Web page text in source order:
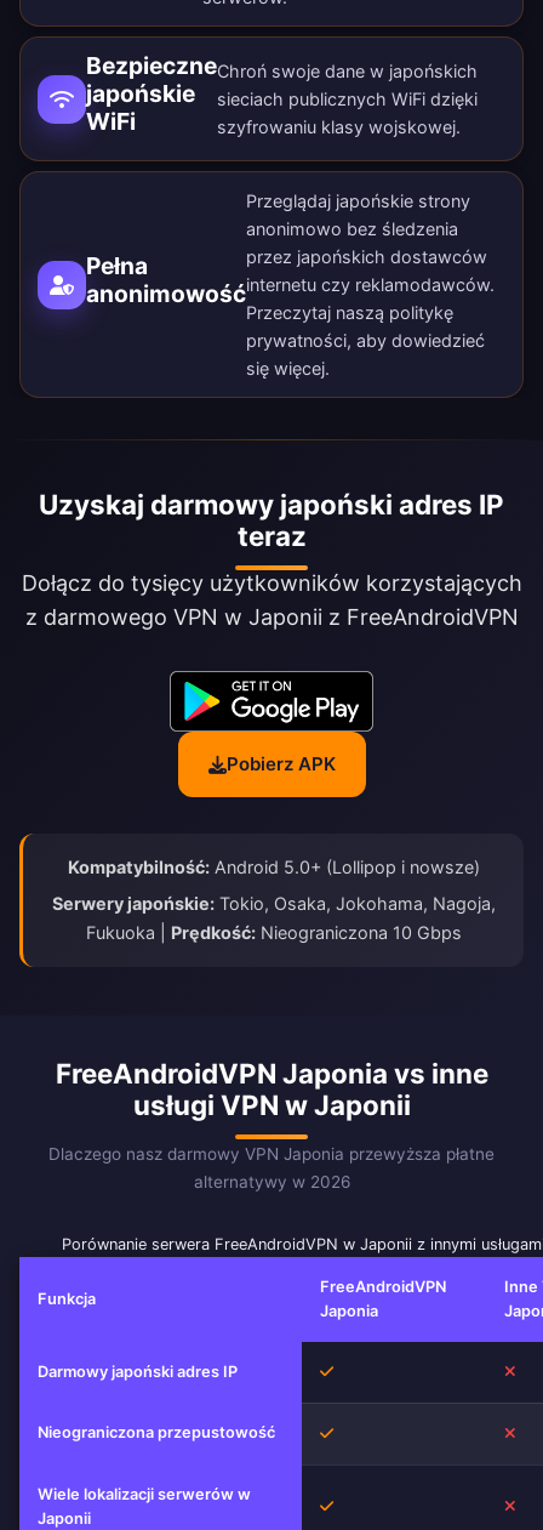
Bezpieczne
japońskie
WiFi
Chroń swoje dane w japońskich
sieciach publicznych WiFi dzięki
szyfrowaniu klasy wojskowej.
Pełna
anonimowość
Przeglądaj japońskie strony
anonimowo bez śledzenia
przez japońskich dostawców
internetu czy reklamodawców.
Przeczytaj naszą politykę
prywatności, aby dowiedzieć
się więcej.
Uzyskaj darmowy japoński adres IP
teraz
Dołącz do tysięcy użytkowników korzystających
z darmowego VPN w Japonii z FreeAndroidVPN
Pobierz APK
Kompatybilność:Android 5.0+ (Lollipop i nowsze)
Serwery japońskie:Tokio, Osaka, Jokohama, Nagoja,
Fukuoka | Prędkość:Nieograniczona 10 Gbps
FreeAndroidVPN Japonia vs inne
usługi VPN w Japonii
Dlaczego nasz darmowy VPN Japonia przewyższa płatne
alternatywy w 2026
Porównanie serwera FreeAndroidVPN w Japonii z innymi
Funkcja
FreeAndroidVPN
Japonia
Inne
Darmowy japoński adres IP Tak
Nieograniczona przepustowość Tak
Wiele lokalizacji serwerów w
Japonii
Tak